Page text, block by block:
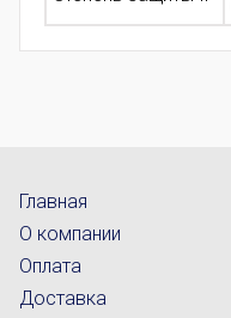
Главная
О компании
Оплата
Доставка